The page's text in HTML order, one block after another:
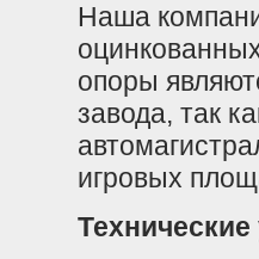
Наша
опоры
завода, так
игровых